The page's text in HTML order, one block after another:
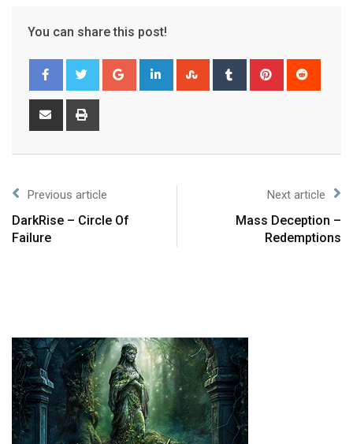
You can share this post!
Previous article
DarkRise – Circle Of
Failure
Next article
Mass Deception –
Redemptions